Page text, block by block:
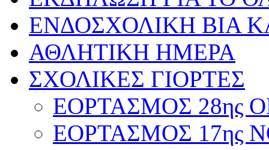
ΕΝΔΟΣΧΟΛΙΚΗ ΒΙΑ
ΑΘΛΗΤΙΚΗ ΗΜΕΡΑ
ΣΧΟΛΙΚΕΣ ΓΙΟΡΤΕΣ
ΕΟΡΤΑΣΜΟΣ 28ης
ΕΟΡΤΑΣΜΟΣ 17ης